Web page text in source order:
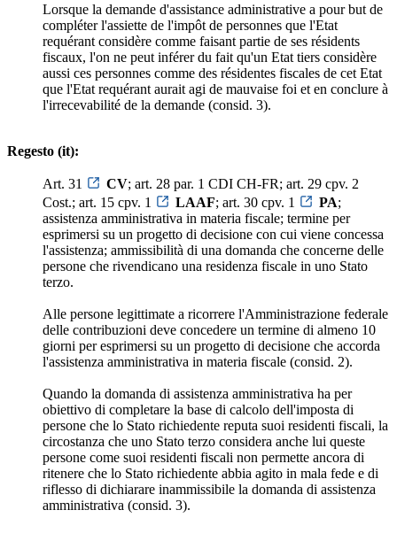
Lorsque la demande d'assistance administrative a pour but de
compléter l'assiette de l'impôt de personnes que l'Etat
requérant considère comme faisant partie de ses résidents
fiscaux, l'on ne peut inférer du fait qu'un Etat tiers considère
aussi ces personnes comme des résidentes fiscales de cet Etat
que l'Etat requérant aurait agi de mauvaise foi et en conclure à
l'irrecevabilité de la demande (consid. 3).
Regesto (it):
Art. 31 CV; art. 28 par. 1 CDI CH-FR; art. 29 cpv. 2
Cost.; art. 15 cpv. 1
LAAF; art. 30 cpv. 1 PA;
assistenza amministrativa in materia fiscale; termine per
esprimersi su un progetto di decisione con cui viene concessa
l'assistenza; ammissibilità di una domanda che concerne delle
persone che rivendicano una residenza fiscale in uno Stato
terzo.
Alle persone legittimate a ricorrere l'Amministrazione federale
delle contribuzioni deve concedere un termine di almeno 10
giorni per esprimersi su un progetto di decisione che accorda
l'assistenza amministrativa in materia fiscale (consid. 2).
Quando la domanda di assistenza amministrativa ha per
obiettivo di completare la base di calcolo dell'imposta di
persone che lo Stato richiedente reputa suoi residenti fiscali, la
circostanza che uno Stato terzo considera anche lui queste
persone come suoi residenti fiscali non permette ancora di
ritenere che lo Stato richiedente abbia agito in mala fede e di
riflesso di dichiarare inammissibile la domanda di assistenza
amministrativa (consid. 3).